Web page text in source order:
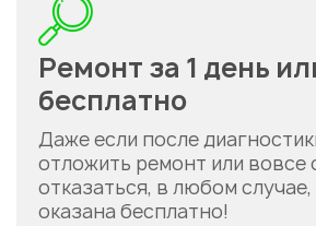
Ремонт за 1 день
бесплатно
Даже если после
отложить ремонт или вовсе
отказаться, в любом случае,
оказана бесплатно!